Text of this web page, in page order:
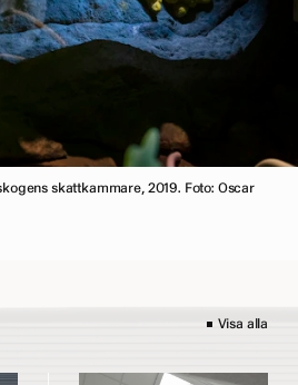
skattkammare, 2019. Foto: Oscar
Visa alla